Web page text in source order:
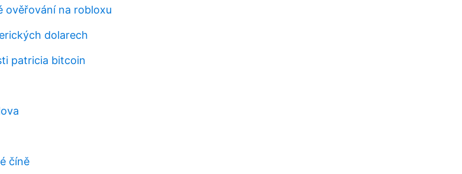
ověřování na robloxu
dolarech
patricia bitcoin
číně